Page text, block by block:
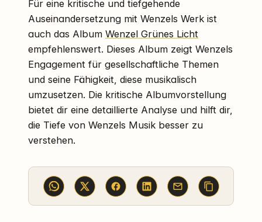
Für eine kritische und tiefgehende
Auseinandersetzung mit Wenzels Werk ist
auch das Album Wenzel Grünes Licht
empfehlenswert. Dieses Album zeigt Wenzels
Engagement für gesellschaftliche Themen
und seine Fähigkeit, diese musikalisch
umzusetzen. Die kritische Albumvorstellung
bietet dir eine detaillierte Analyse und hilft dir,
die Tiefe von Wenzels Musik besser zu
verstehen.